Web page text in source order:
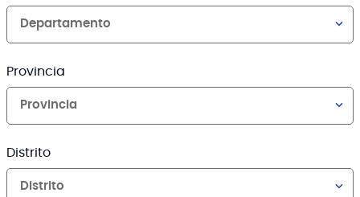
Departamento
Provincia
Provincia
Distrito
Distrito